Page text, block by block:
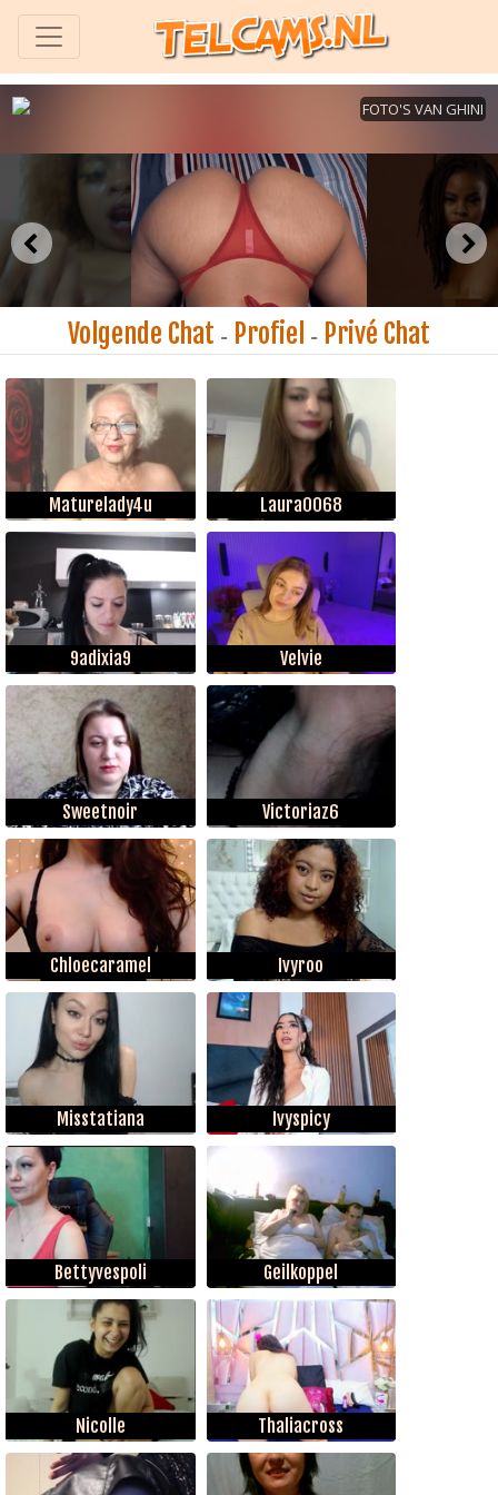
Volgende Chat - Profiel - Privé Chat
Maturelady4u Laura0068
9adixia9 Velvie
Sweetnoir Victoriaz6
Chloecaramel Ivyroo
Misstatiana Ivyspicy
Bettyvespoli Geilkoppel
Nicolle Thaliacross